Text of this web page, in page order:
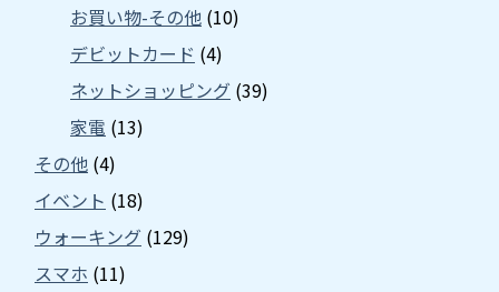
お買い物-その他 (10)
デビットカード (4)
ネットショッピング (39)
家電 (13)
その他 (4)
イベント (18)
ウォーキング (129)
スマホ (11)